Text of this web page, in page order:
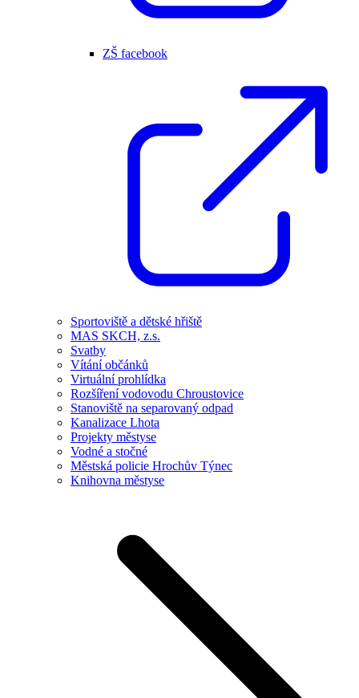
ZŠ facebook
Sportoviště a dětské hřiště
MAS SKCH, z.s.
Svatby
Vítání občánků
Virtuální prohlídka
Rozšíření vodovodu Chroustovice
Stanoviště na separovaný odpad
Kanalizace Lhota
Projekty městyse
Vodné a stočné
Městská policie Hrochův Týnec
Knihovna městyse